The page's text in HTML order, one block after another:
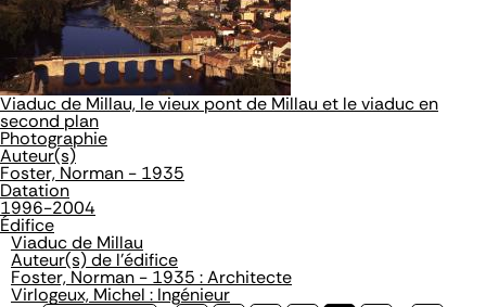
Viaduc de Millau, le vieux pont de Millau et le viaduc en
second plan
Photographie
Auteur(s)
Foster, Norman - 1935
Datation
1996-2004
Édifice
Viaduc de Millau
Auteur(s) de l'édifice
Foster, Norman - 1935 : Architecte
Virlogeux, Michel : Ingénieur